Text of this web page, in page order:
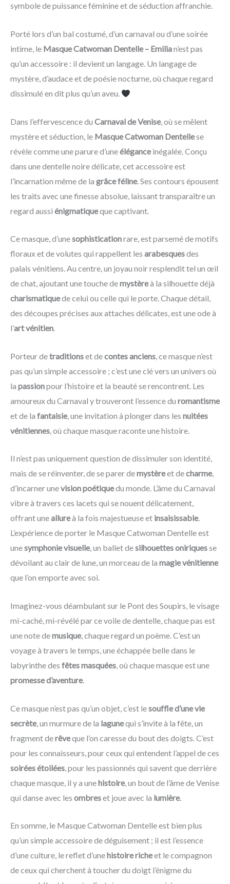
symbole de puissance féminine et de séduction affranchie.
Porté lors d’un bal costumé, d’un carnaval ou d’une soirée
intime, le Masque Catwoman Dentelle – Emilian’est pas
qu’un accessoire : il devient un langage. Un langage de
mystère, d’audace et de poésie nocturne, où chaque regard
dissimulé en dit plus qu’un aveu.
Dans l’effervescence du Carnaval de Venise, où se mêlent
mystère et séduction, le Masque Catwoman Dentellese
révèle comme une parure d’uneéléganceinégalée. Conçu
dans une dentelle noire délicate, cet accessoire est
l’incarnation même de la grâce féline. Ses contours épousent
les traits avec une finesse absolue, laissant transparaître un
regard aussi énigmatiqueque captivant.
Ce masque, d’unesophisticationrare, est parsemé de motifs
floraux et de volutes qui rappellent les arabesquesdes
palais vénitiens. Au centre, un joyau noir resplendit tel un œil
de chat, ajoutant une touche demystèreà la silhouette déjà
charismatiquede celui ou celle qui le porte. Chaque détail,
des découpes précises aux attaches délicates, est une ode à
l’art vénitien.
Porteur detraditionset decontes anciens, ce masque n’est
pas qu’un simple accessoire ; c’est une clé vers un univers où
la passionpour l’histoire et la beauté se rencontrent. Les
amoureux du Carnaval y trouveront l’essence du romantisme
et de la fantaisie, une invitation à plonger dans les nuitées
vénitiennes, où chaque masque raconte une histoire.
Il n’est pas uniquement question de dissimuler son identité,
mais de se réinventer, de se parer demystèreet decharme,
d’incarner unevision poétiquedu monde. L’âme du Carnaval
vibre à travers ces lacets qui se nouent délicatement,
offrant uneallureà la fois majestueuse et insaisissable.
L’expérience de porter le Masque Catwoman Dentelle est
unesymphonie visuelle, un ballet desilhouettes oniriquesse
dévoilant au clair de lune, un morceau de la magie vénitienne
que l’on emporte avec soi.
Imaginez-vous déambulant sur le Pont des Soupirs, le visage
mi-caché, mi-révélé par ce voile de dentelle, chaque pas est
une note demusique, chaque regard un poème. C’est un
voyage à travers le temps, une échappée belle dans le
labyrinthe des fêtes masquées, où chaque masque est une
promesse d’aventure.
Ce masque n’est pas qu’un objet, c’est lesouffle d’une vie
secrète, un murmure de la lagunequi s’invite à la fête, un
fragment derêveque l’on caresse du bout des doigts. C’est
pour les connaisseurs, pour ceux qui entendent l’appel de ces
soirées étoilées , pour les passionnés qui savent que derrière
chaque masque, il y a unehistoire, un bout de l’âme de Venise
qui danse avec les ombreset joue avec la lumière.
En somme, le Masque Catwoman Dentelle est bien plus
qu’un simple accessoire de déguisement ; il est l’essence
d’une culture, le reflet d’unehistoire richeet le compagnon
de ceux qui cherchent à toucher du doigt l’énigme du